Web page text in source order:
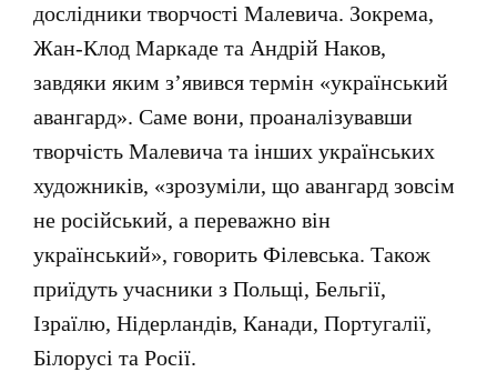
дослідники творчості Малевича. Зокрема,
Жан-Клод Маркаде та Андрій Наков,
завдяки яким з’явився термін «український
авангард». Саме вони, проаналізувавши
творчість Малевича та інших українських
художників, «зрозуміли, що авангард зовсім
не російський, а переважно він
український», говорить Філевська. Також
приїдуть учасники з Польщі, Бельгії,
Ізраїлю, Нідерландів, Канади, Португалії,
Білорусі та Росії.